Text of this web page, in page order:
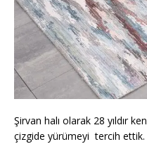
Şirvan halı olarak 28 yıldır
çizgide yürümeyi tercih